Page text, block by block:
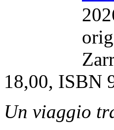
18,00, ISBN
Un viaggio